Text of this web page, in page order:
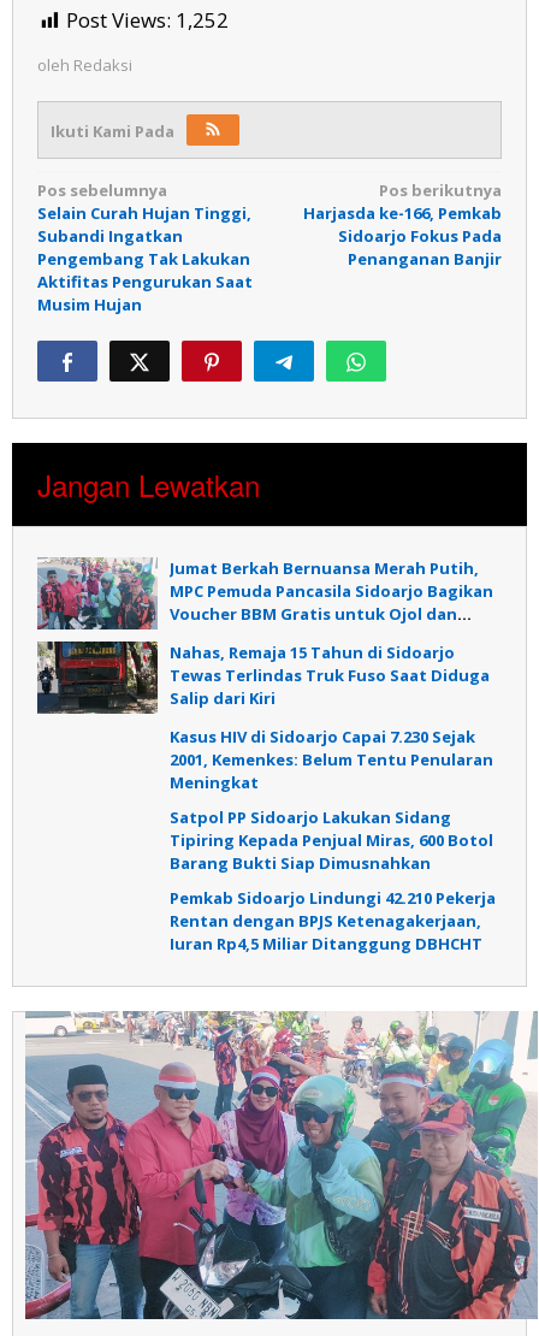
Post Views: 1,252
oleh Redaksi
Ikuti Kami Pada
Navigasi
pos
Pos sebelumnya
Selain Curah Hujan Tinggi,
Subandi Ingatkan
Pengembang Tak Lakukan
Aktifitas Pengurukan Saat
Musim Hujan
Pos berikutnya
Harjasda ke-166, Pemkab
Sidoarjo Fokus Pada
Penanganan Banjir
Jangan Lewatkan
Jumat Berkah Bernuansa Merah Putih,
MPC Pemuda Pancasila Sidoarjo Bagikan
Voucher BBM Gratis untuk Ojol dan
Nahas, Remaja 15 Tahun di Sidoarjo
Tewas Terlindas Truk Fuso Saat Diduga
Salip dari Kiri
Kasus HIV di Sidoarjo Capai 7.230 Sejak
2001, Kemenkes: Belum Tentu Penularan
Meningkat
Satpol PP Sidoarjo Lakukan Sidang
Tipiring Kepada Penjual Miras, 600 Botol
Barang Bukti Siap Dimusnahkan
Pemkab Sidoarjo Lindungi 42.210 Pekerja
Rentan dengan BPJS Ketenagakerjaan,
Iuran Rp4,5 Miliar Ditanggung DBHCHT